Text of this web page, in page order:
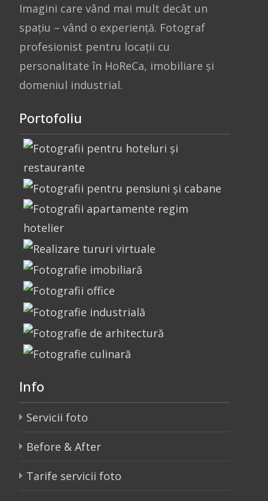
Imagini care vând mai mult decât un
spațiu – vând o experiență. Fotograf
profesionist pentru locații cu
personalitate în HoReCa, imobiliare și
domeniul industrial.
Portofoliu
Info
Servicii foto
Before & After
Tarife servicii foto